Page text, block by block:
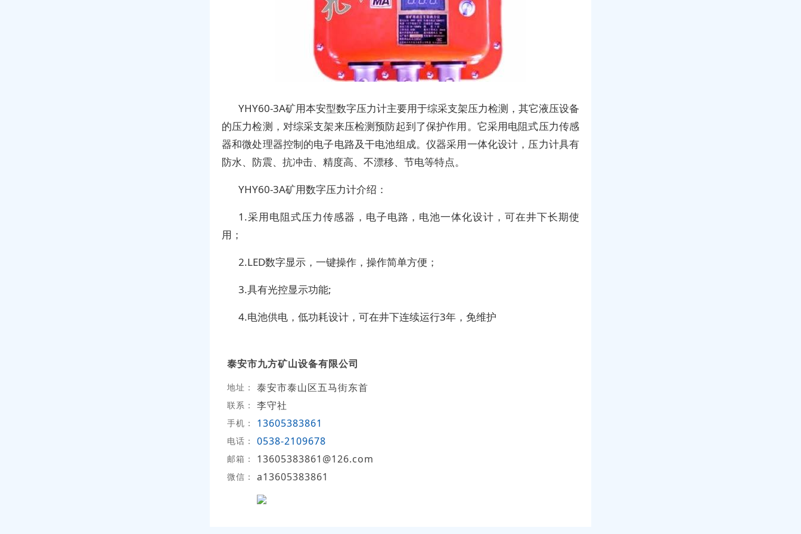
YHY60-3A矿用本安型数字压力计主要用于综采支架压力检测，其它液压设备
的压力检测，对综采支架来压检测预防起到了保护作用。它采用电阻式压力传感
器和微处理器控制的电子电路及干电池组成。仪器采用一体化设计，压力计具有
防水、防震、抗冲击、精度高、不漂移、节电等特点。
YHY60-3A矿用数字压力计介绍：
1.采用电阻式压力传感器，电子电路，电池一体化设计，可在井下长期使
用；
2.LED数字显示，一键操作，操作简单方便；
3.具有光控显示功能;
4.电池供电，低功耗设计，可在井下连续运行3年，免维护
泰安市九方矿山设备有限公司
地址： 泰安市泰山区五马街东首
联系： 李守社
手机： 13605383861
电话： 0538-2109678
邮箱： 13605383861@126.com
微信： a13605383861